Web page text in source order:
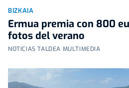
BIZKAIA
Ermua premia con 800
fotos del verano
NOTICIAS TALDEA MULTIMEDIA